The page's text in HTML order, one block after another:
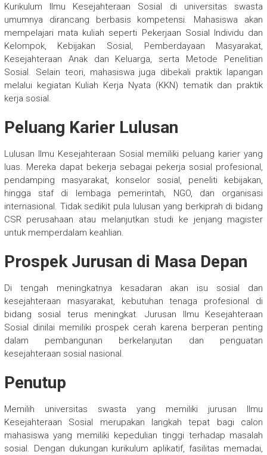
Kurikulum Ilmu Kesejahteraan Sosial di universitas swasta
umumnya dirancang berbasis kompetensi. Mahasiswa akan
mempelajari mata kuliah seperti Pekerjaan Sosial Individu dan
Kelompok, Kebijakan Sosial, Pemberdayaan Masyarakat,
Kesejahteraan Anak dan Keluarga, serta Metode Penelitian
Sosial. Selain teori, mahasiswa juga dibekali praktik lapangan
melalui kegiatan Kuliah Kerja Nyata (KKN) tematik dan praktik
kerja sosial.
Peluang Karier Lulusan
Lulusan Ilmu Kesejahteraan Sosial memiliki peluang karier yang
luas. Mereka dapat bekerja sebagai pekerja sosial profesional,
pendamping masyarakat, konselor sosial, peneliti kebijakan,
hingga staf di lembaga pemerintah, NGO, dan organisasi
internasional. Tidak sedikit pula lulusan yang berkiprah di bidang
CSR perusahaan atau melanjutkan studi ke jenjang magister
untuk memperdalam keahlian.
Prospek Jurusan di Masa Depan
Di tengah meningkatnya kesadaran akan isu sosial dan
kesejahteraan masyarakat, kebutuhan tenaga profesional di
bidang sosial terus meningkat. Jurusan Ilmu Kesejahteraan
Sosial dinilai memiliki prospek cerah karena berperan penting
dalam pembangunan berkelanjutan dan penguatan
kesejahteraan sosial nasional.
Penutup
Memilih universitas swasta yang memiliki jurusan Ilmu
Kesejahteraan Sosial merupakan langkah tepat bagi calon
mahasiswa yang memiliki kepedulian tinggi terhadap masalah
sosial. Dengan dukungan kurikulum aplikatif, fasilitas memadai,